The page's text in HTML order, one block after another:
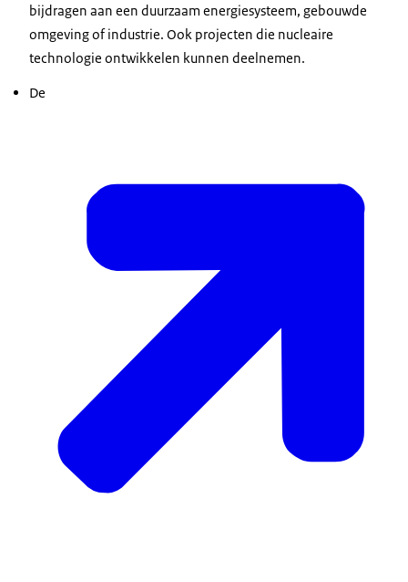
bijdragen aan een duurzaam energiesysteem, gebouwde
omgeving of industrie. Ook projecten die nucleaire
technologie ontwikkelen kunnen deelnemen.
De